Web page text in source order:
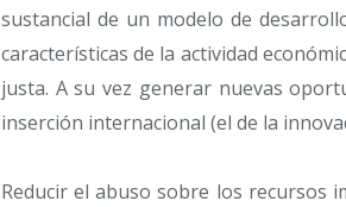
sustancial de un modelo de
características de la actividad
justa. A su vez generar nuevas
inserción internacional (el de la
Reducir el abuso sobre los recursos